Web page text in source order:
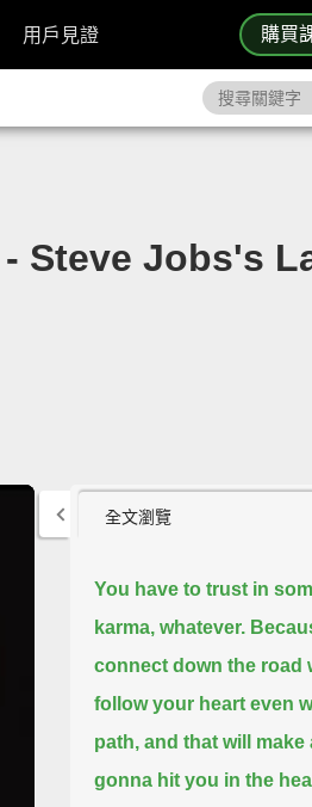
購買
用戶見證
- Steve Jobs's
全文瀏覽
You have to trust in
karma, whatever.
connect down the road
follow your heart even
path, and that will make
gonna hit you in the